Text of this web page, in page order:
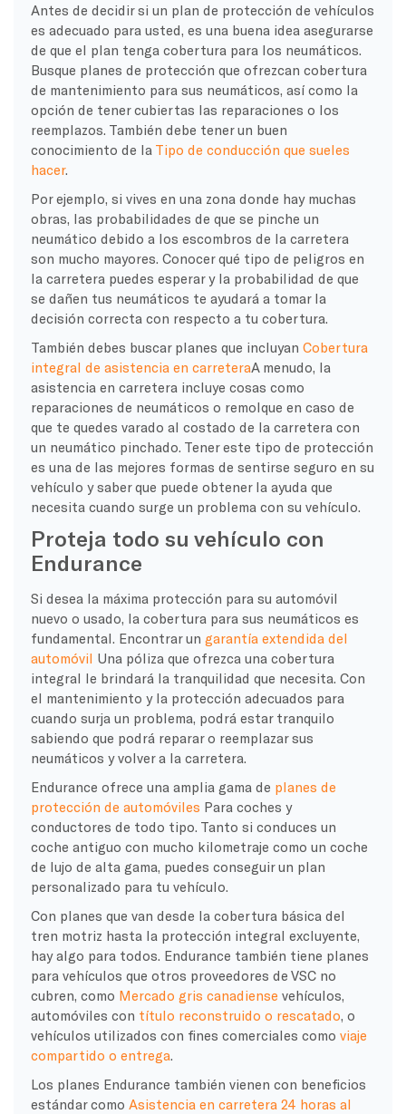
Antes de decidir si un plan de protección de vehículos
es adecuado para usted, es una buena idea asegurarse
de que el plan tenga cobertura para los neumáticos.
Busque planes de protección que ofrezcan cobertura
de mantenimiento para sus neumáticos, así como la
opción de tener cubiertas las reparaciones o los
reemplazos. También debe tener un buen
conocimiento de la Tipo de conducción que sueles
hacer.
Por ejemplo, si vives en una zona donde hay muchas
obras, las probabilidades de que se pinche un
neumático debido a los escombros de la carretera
son mucho mayores. Conocer qué tipo de peligros en
la carretera puedes esperar y la probabilidad de que
se dañen tus neumáticos te ayudará a tomar la
decisión correcta con respecto a tu cobertura.
También debes buscar planes que incluyan Cobertura
integral de asistencia en carreteraA menudo, la
asistencia en carretera incluye cosas como
reparaciones de neumáticos o remolque en caso de
que te quedes varado al costado de la carretera con
un neumático pinchado. Tener este tipo de protección
es una de las mejores formas de sentirse seguro en su
vehículo y saber que puede obtener la ayuda que
necesita cuando surge un problema con su vehículo.
Proteja todo su vehículo con
Endurance
Si desea la máxima protección para su automóvil
nuevo o usado, la cobertura para sus neumáticos es
fundamental. Encontrar un garantía extendida del
automóvil Una póliza que ofrezca una cobertura
integral le brindará la tranquilidad que necesita. Con
el mantenimiento y la protección adecuados para
cuando surja un problema, podrá estar tranquilo
sabiendo que podrá reparar o reemplazar sus
neumáticos y volver a la carretera.
Endurance ofrece una amplia gama de planes de
protección de automóviles Para coches y
conductores de todo tipo. Tanto si conduces un
coche antiguo con mucho kilometraje como un coche
de lujo de alta gama, puedes conseguir un plan
personalizado para tu vehículo.
Con planes que van desde la cobertura básica del
tren motriz hasta la protección integral excluyente,
hay algo para todos. Endurance también tiene planes
para vehículos que otros proveedores de VSC no
cubren, como Mercado gris canadiense vehículos,
automóviles con título reconstruido o rescatado , o
vehículos utilizados con fines comerciales como viaje
compartido o entrega
Los planes Endurance también vienen con beneficios
estándar como Asistencia en carretera 24 horas al